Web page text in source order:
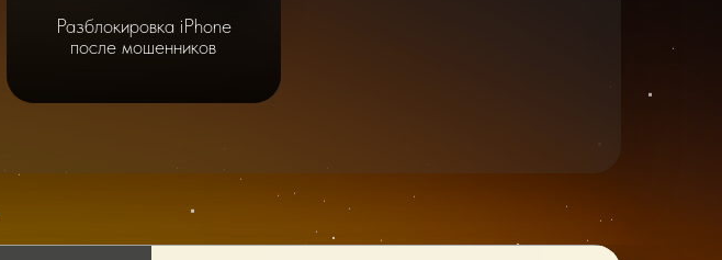
Разблокировка iPhone
после мошенников